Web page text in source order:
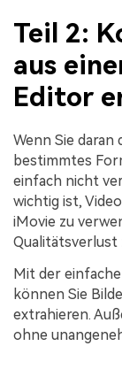
Teil 2:
aus
Editor
Wenn Sie daran
bestimmtes
einfach nicht
wichtig ist,
iMovie zu
Qualitätsverlust
Mit der
können Sie
extrahieren.
ohne